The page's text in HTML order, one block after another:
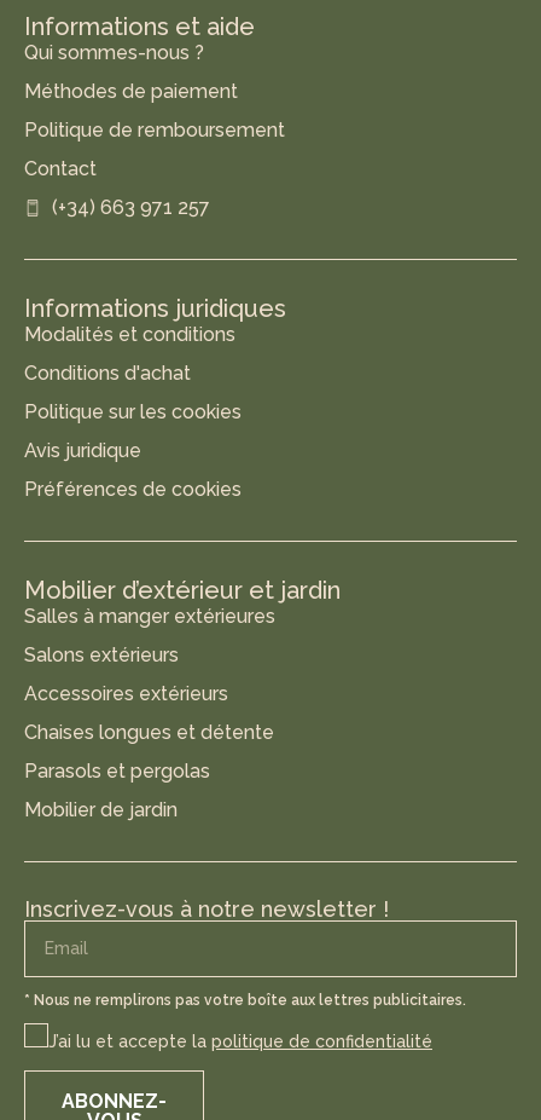
Informations et aide
Qui sommes-nous ?
Méthodes de paiement
Politique de remboursement
Contact
(+34) 663 971 257
Informations juridiques
Modalités et conditions
Conditions d'achat
Politique sur les cookies
Avis juridique
Préférences de cookies
Mobilier d’extérieur et jardin
Salles à manger extérieures
Salons extérieurs
Accessoires extérieurs
Chaises longues et détente
Parasols et pergolas
Mobilier de jardin
Inscrivez-vous à notre newsletter !
* Nous ne remplirons pas votre boîte aux lettres publicitaires.
J’ai lu et accepte la politique de confidentialité
ABONNEZ-